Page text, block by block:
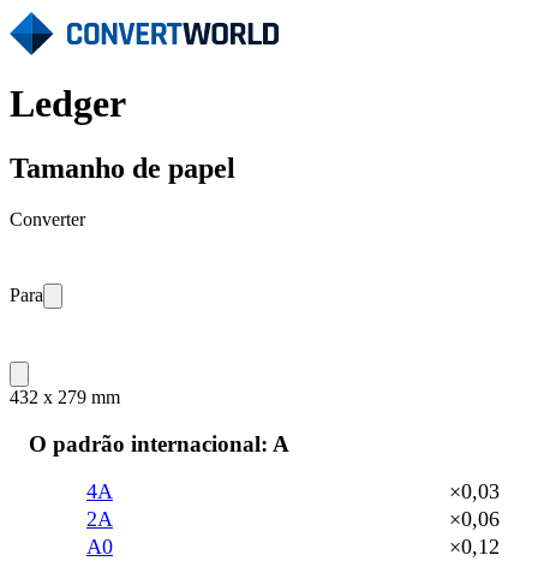
Ledger
Tamanho de papel
Converter
Para
432 x 279 mm
O padrão internacional: A
4A
×0,03
2A
×0,06
A0
×0,12